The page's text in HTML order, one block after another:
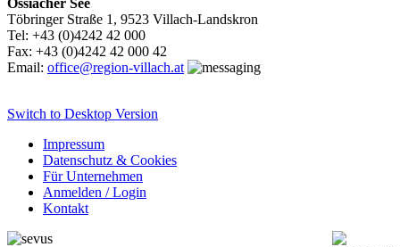
Töbringer Straße 1, 9523 Villach-Landskron
Tel: +43 (0)4242 42 000
Fax: +43 (0)4242 42 000 42
Email: office@region-villach.at
Switch to Desktop Version
Impressum
Datenschutz & Cookies
Für Unternehmen
Anmelden / Login
Kontakt